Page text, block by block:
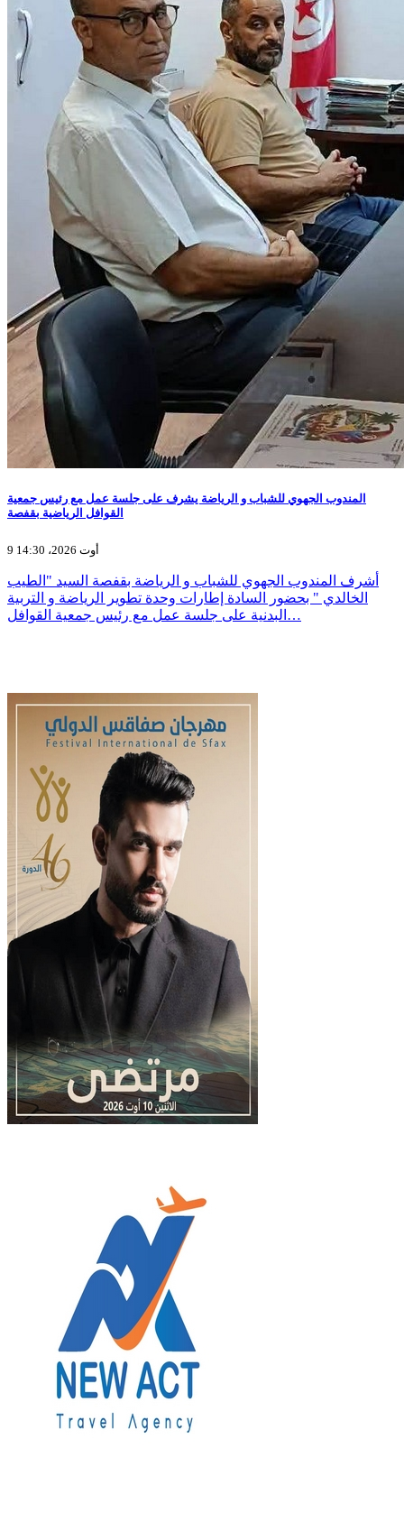
المندوب الجهوي للشباب و الرياضة يشرف على جلسة عمل مع رئيس جمعية
القوافل الرياضية بقفصة
9 أوت 2026، 14:30
أشرف المندوب الجهوي للشباب و الرياضة بقفصة السيد "الطيب
الخالدي " بحضور السادة إطارات وحدة تطوير الرياضة و التربية
البدنية على جلسة عمل مع رئيس جمعية القوافل…